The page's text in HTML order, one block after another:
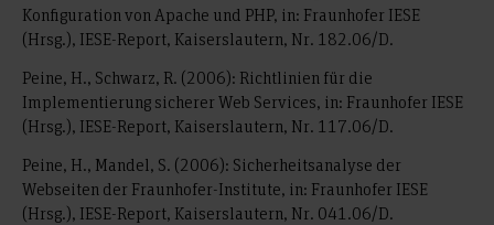
Konfiguration von Apache und PHP, in: Fraunhofer IESE
(Hrsg.), IESE-Report, Kaiserslautern, Nr. 182.06/D.
Peine, H., Schwarz, R. (2006): Richtlinien für die
Implementierung sicherer Web Services, in: Fraunhofer IESE
(Hrsg.), IESE-Report, Kaiserslautern, Nr. 117.06/D.
Peine, H., Mandel, S. (2006): Sicherheitsanalyse der
Webseiten der Fraunhofer-Institute, in: Fraunhofer IESE
(Hrsg.), IESE-Report, Kaiserslautern, Nr. 041.06/D.